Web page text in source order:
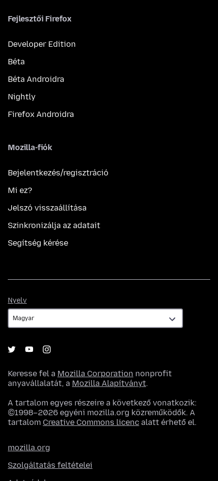
Fejlesztői Firefox
Developer Edition
Béta
Béta Androidra
Nightly
Firefox Androidra
Mozilla-fiók
Bejelentkezés/regisztráció
Mi ez?
Jelszó visszaállítása
Szinkronizálja az adatait
Segítség kérése
Nyelv
Keresse fel a Mozilla Corporation nonprofit
anyavállalatát, a Mozilla Alapítványt.
A tartalom egyes részeire a következő vonatkozik:
©1998–2026 egyéni mozilla.org közreműködők. A
tartalom Creative Commons licenc alatt érhető el.
mozilla.org
Szolgáltatás feltételei